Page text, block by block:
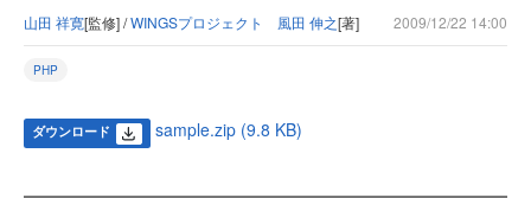
山田 祥寛[監修] /WINGSプロジェクト 風田 伸之[著] 2009/12/22 14:00
PHP
ダウンロード sample.zip (9.8 KB)